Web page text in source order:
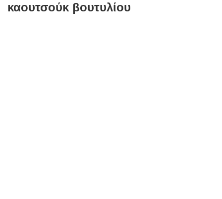
εξωθητήρα από καουτσούκ βουτυλίου
καουτσούκ βουτυλίου